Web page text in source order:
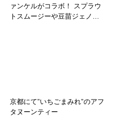
ァンケルがコラボ！ スプラウ
トスムージーや豆苗ジェノ…
京都にて”いちごまみれ”のアフ
タヌーンティー